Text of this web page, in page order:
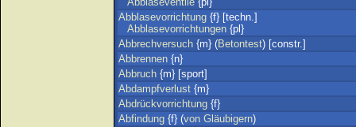
Abblasevorrichtung {f} [techn.]
Abblasevorrichtungen {pl}
Abbrechversuch {m} (Betontest) [constr.]
Abbrennen {n}
Abbruch {m} [sport]
Abdampfverlust {m}
Abdrückvorrichtung {f}
Abfindung {f} (von Gläubigern)